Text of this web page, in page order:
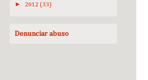
► 2012 (33)
Denunciar abuso